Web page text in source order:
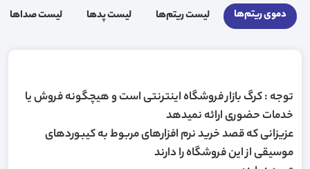
دموی ریتم‌ها لیست ریتم‌ها لیست پد‌ها لیست صدا‌ها
توجه : کرگ بازار فروشگاه اینترنتی است و هیچگونه فروش یا
خدمات حضوری ارائه نمیدهد
عزیزانی که قصد خرید نرم افزارهای مربوط به کیبوردهای
موسیقی از این فروشگاه را دارند